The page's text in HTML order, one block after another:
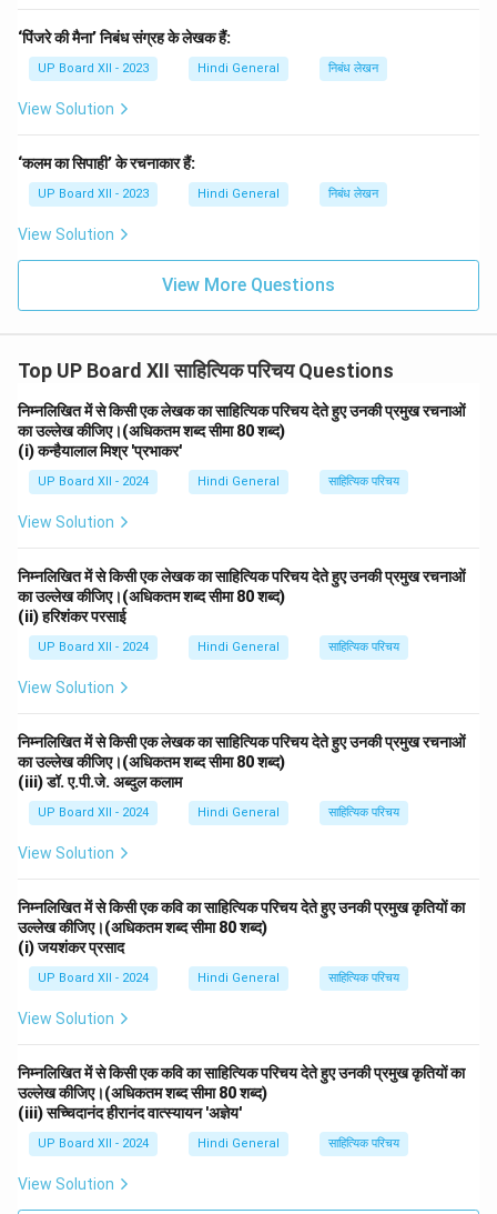
‘पिंजरे की मैना’ निबंध संग्रह के लेखक हैं:
UP Board XII - 2023 Hindi General निबंध लेखन
View Solution
‘कलम का सिपाही’ के रचनाकार हैं:
UP Board XII - 2023 Hindi General निबंध लेखन
View Solution
View More Questions
Top UP Board XII साहित्यिक परिचय Questions
निम्नलिखित में से किसी एक लेखक का साहित्यिक परिचय देते हुए उनकी प्रमुख रचनाओं
का उल्लेख कीजिए।(अधिकतम शब्द सीमा 80 शब्द)
(i) कन्हैयालाल मिश्र 'प्रभाकर'
UP Board XII - 2024 Hindi General साहित्यिक परिचय
View Solution
निम्नलिखित में से किसी एक लेखक का साहित्यिक परिचय देते हुए उनकी प्रमुख रचनाओं
का उल्लेख कीजिए।(अधिकतम शब्द सीमा 80 शब्द)
(ii) हरिशंकर परसाई
UP Board XII - 2024 Hindi General साहित्यिक परिचय
View Solution
निम्नलिखित में से किसी एक लेखक का साहित्यिक परिचय देते हुए उनकी प्रमुख रचनाओं
का उल्लेख कीजिए।(अधिकतम शब्द सीमा 80 शब्द)
(iii) डॉ. ए.पी.जे. अब्दुल कलाम
UP Board XII - 2024 Hindi General साहित्यिक परिचय
View Solution
निम्नलिखित में से किसी एक कवि का साहित्यिक परिचय देते हुए उनकी प्रमुख कृतियों का
उल्लेख कीजिए।(अधिकतम शब्द सीमा 80 शब्द)
(i) जयशंकर प्रसाद
UP Board XII - 2024 Hindi General साहित्यिक परिचय
View Solution
निम्नलिखित में से किसी एक कवि का साहित्यिक परिचय देते हुए उनकी प्रमुख कृतियों का
उल्लेख कीजिए।(अधिकतम शब्द सीमा 80 शब्द)
(iii) सच्चिदानंद हीरानंद वात्स्यायन 'अज्ञेय'
UP Board XII - 2024 Hindi General साहित्यिक परिचय
View Solution